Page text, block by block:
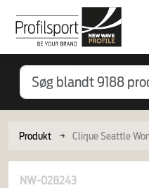
Produkt Clique Seattle
NW-028243